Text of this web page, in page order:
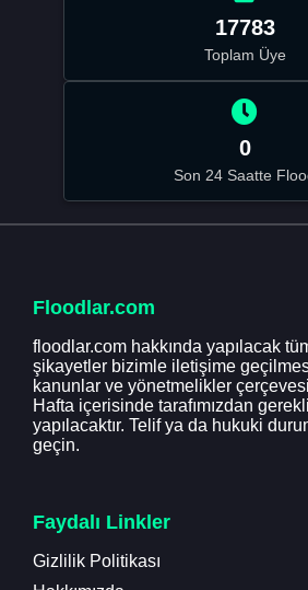
17783
Toplam Üye
0
Son 24 Saatte
Floodlar.com
floodlar.com hakkında yapılacak
şikayetler bizimle iletişime
kanunlar ve yönetmelikler
Hafta içerisinde tarafımızdan
yapılacaktır. Telif ya da hukuki
geçin.
Faydalı Linkler
Gizlilik Politikası